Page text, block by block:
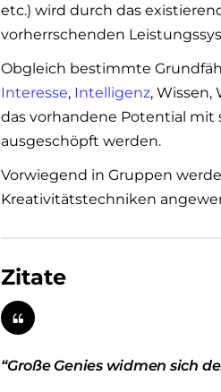
etc.) wird durch das
vorherrschenden
Obgleich bestimmte
Interesse, Intelligenz,
das vorhandene Potential mit
ausgeschöpft werden.
Vorwiegend in Gruppen
Kreativitätstechniken
Zitate
“Große Genies widmen sich